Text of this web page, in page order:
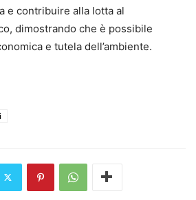
e contribuire alla lotta al
dimostrando che è possibile
e tutela dell’ambiente.